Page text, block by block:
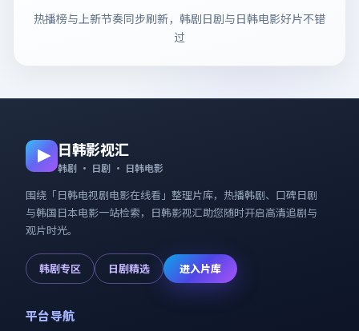
热播榜与上新节奏同步刷新，韩剧日剧与日韩电影好片不错
过
日韩影视汇
韩剧 · 日剧 · 日韩电影
围绕「日韩电视剧电影在线看 」整理片库，热播韩剧、口碑日剧
与韩国日本电影一站检索， 日韩影视汇助您随时开启高清追剧与
观片时光。
韩剧专区 日剧精选 进入片库
平台导航